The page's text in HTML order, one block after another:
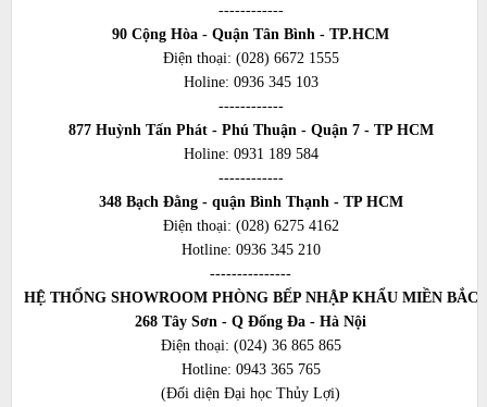
------------
90 Cộng Hòa - Quận Tân Bình - TP.HCM
Điện thoại: (028) 6672 1555
Holine: 0936 345 103
------------
877 Huỳnh Tấn Phát - Phú Thuận - Quận 7 - TP HCM
Holine: 0931 189 584
------------
348 Bạch Đằng - quận Bình Thạnh - TP HCM
Điện thoại: (028) 6275 4162
Hotline: 0936 345 210
---------------
HỆ THỐNG SHOWROOM PHÒNG BẾP NHẬP KHẨU MIỀN BẮC
268 Tây Sơn - Q Đống Đa - Hà Nội
Điện thoại: (024) 36 865 865
Hotline: 0943 365 765
(Đối diện Đại học Thủy Lợi)